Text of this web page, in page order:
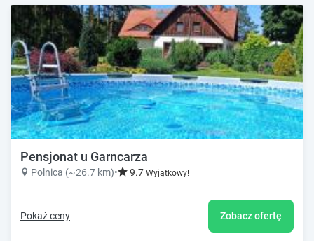
Pensjonat u Garncarza
Polnica (~26.7 km)• 9.7 Wyjątkowy!
Pokaż ceny Zobacz ofertę